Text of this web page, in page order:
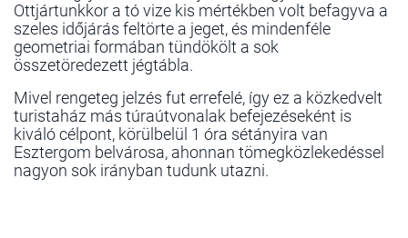
Ottjártunkkor a tó vize kis mértékben volt befagyva a
szeles időjárás feltörte a jeget, és mindenféle
geometriai formában tündökölt a sok
összetöredezett jégtábla.
Mivel rengeteg jelzés fut errefelé, így ez a közkedvelt
turistaház más túraútvonalak befejezéseként is
kiváló célpont, körülbelül 1 óra sétányira van
Esztergom belvárosa, ahonnan tömegközlekedéssel
nagyon sok irányban tudunk utazni.